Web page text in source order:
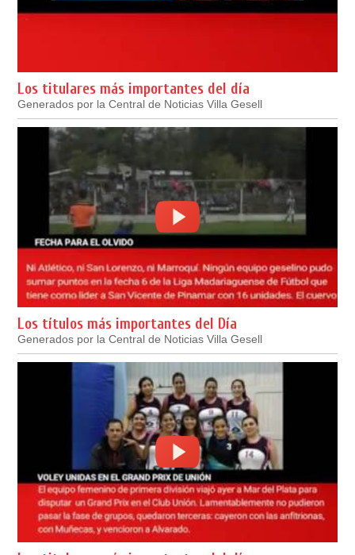
Los titulares más importantes del día
Generados por la Central de Noticias Villa Gesell
Los títulos más importantes del Día
Generados por la Central de Noticias Villa Gesell